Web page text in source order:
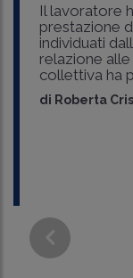
Il lavoratore
prestazione
individuati
relazione
collettiva ha
di Roberta